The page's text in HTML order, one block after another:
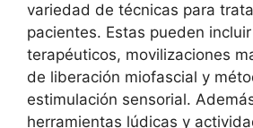
variedad de técnicas para
pacientes. Estas pueden
terapéuticos, movilizaciones
de liberación miofascial y
estimulación sensorial.
herramientas lúdicas y